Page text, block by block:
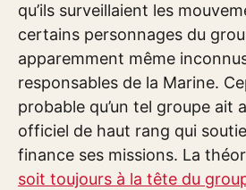
qu’ils surveillaient les
certains personnages du
apparemment même
responsables de la Marine.
probable qu’un tel groupe ait
officiel de haut rang qui
finance ses missions. La
soit toujours à la tête du